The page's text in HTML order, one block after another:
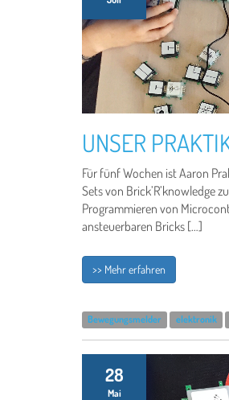
UNSER
Für fünf Wochen ist Aaron
Sets von Brick’R’knowledge
Programmieren von
ansteuerbaren Bricks […]
>> Mehr erfahren
Bewegungsmelder elektronik
28
Mai